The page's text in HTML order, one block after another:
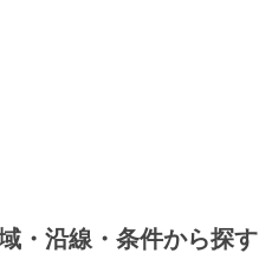
・沿線・条件から探す